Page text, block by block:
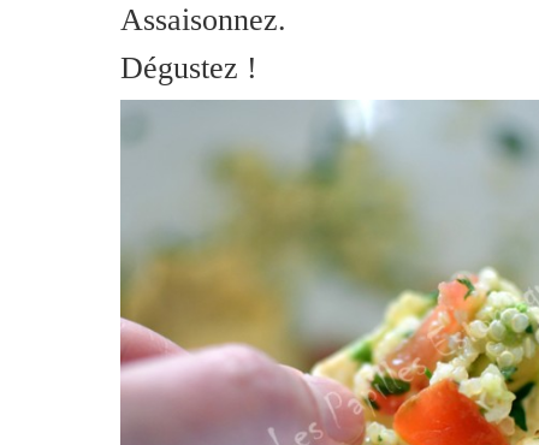
Assaisonnez.
Dégustez !